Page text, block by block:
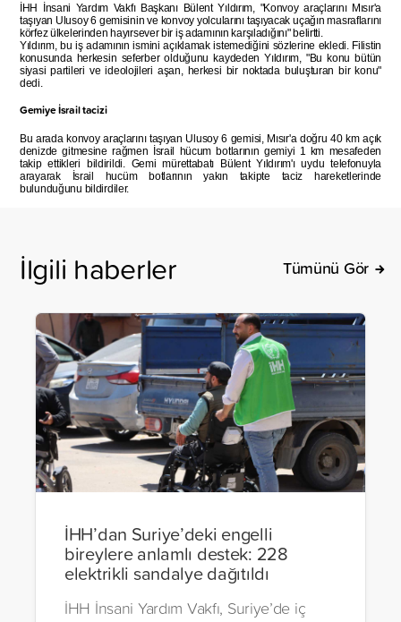
İHH İnsani Yardım Vakfı Başkanı Bülent Yıldırım, "Konvoy araçlarını Mısır'a
taşıyan Ulusoy 6 gemisinin ve konvoy yolcularını taşıyacak uçağın masraflarını
körfez ülkelerinden hayırsever bir iş adamının karşıladığını" belirtti.
Yıldırım, bu iş adamının ismini açıklamak istemediğini sözlerine ekledi. Filistin
konusunda herkesin seferber olduğunu kaydeden Yıldırım, "Bu konu bütün
siyasi partileri ve ideolojileri aşan, herkesi bir noktada buluşturan bir konu"
dedi.
Gemiye İsrail tacizi
Bu arada konvoy araçlarını taşıyan Ulusoy 6 gemisi, Mısır'a doğru 40 km açık
denizde gitmesine rağmen İsrail hücum botlarının gemiyi 1 km mesafeden
takip ettikleri bildirildi. Gemi mürettabatı Bülent Yıldırım'ı uydu telefonuyla
arayarak İsrail hucüm botlarının yakın takipte taciz hareketlerinde
bulunduğunu bildirdiler.
İlgili haberler Tümünü Gör
İHH’dan Suriye’deki engelli
bireylere anlamlı destek: 228
elektrikli sandalye dağıtıldı
İHH İnsani Yardım Vakfı, Suriye’de iç